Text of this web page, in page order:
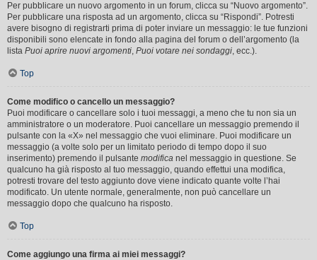
Per pubblicare un nuovo argomento in un forum, clicca su “Nuovo argomento”.
Per pubblicare una risposta ad un argomento, clicca su “Rispondi”. Potresti
avere bisogno di registrarti prima di poter inviare un messaggio: le tue funzioni
disponibili sono elencate in fondo alla pagina del forum o dell’argomento (la
lista Puoi aprire nuovi argomenti, Puoi votare nei sondaggi, ecc.).
Top
Come modifico o cancello un messaggio?
Puoi modificare o cancellare solo i tuoi messaggi, a meno che tu non sia un
amministratore o un moderatore. Puoi cancellare un messaggio premendo il
pulsante con la «X» nel messaggio che vuoi eliminare. Puoi modificare un
messaggio (a volte solo per un limitato periodo di tempo dopo il suo
inserimento) premendo il pulsante modifica nel messaggio in questione. Se
qualcuno ha già risposto al tuo messaggio, quando effettui una modifica,
potresti trovare del testo aggiunto dove viene indicato quante volte l’hai
modificato. Un utente normale, generalmente, non può cancellare un
messaggio dopo che qualcuno ha risposto.
Top
Come aggiungo una firma ai miei messaggi?